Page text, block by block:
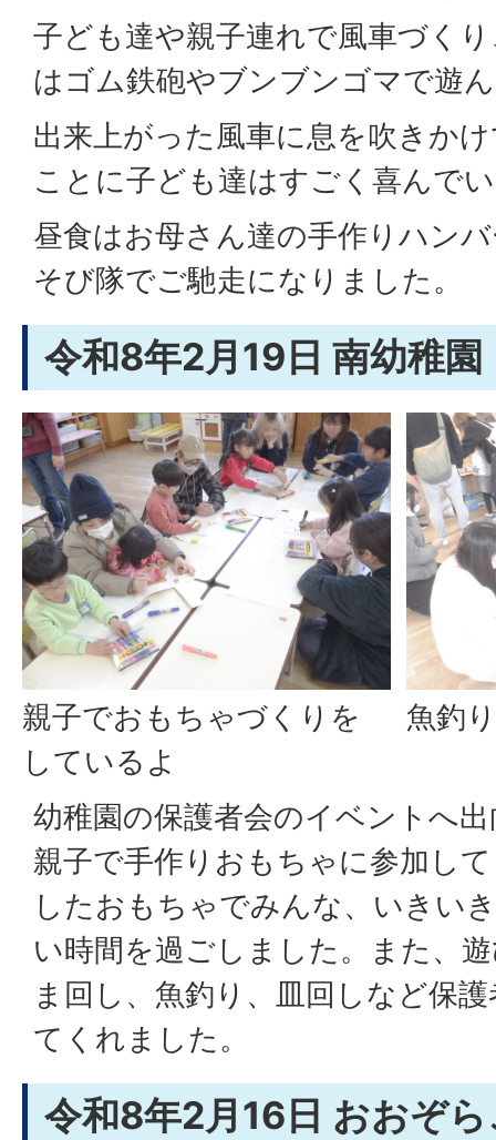
子ども達や親子連れで風車づく
はゴム鉄砲やブンブンゴマで遊
出来上がった風車に息を吹きか
ことに子ども達はすごく喜んで
昼食はお母さん達の手作りハン
そび隊でご馳走になりました。
令和8年2月19日 南幼稚園
親子でおもちゃづくりを
しているよ
魚釣
幼稚園の保護者会のイベントへ
親子で手作りおもちゃに参加し
したおもちゃでみんな、いきい
い時間を過ごしました。また、
ま回し、魚釣り、皿回しなど保
てくれました。
令和8年2月16日 おおぞ